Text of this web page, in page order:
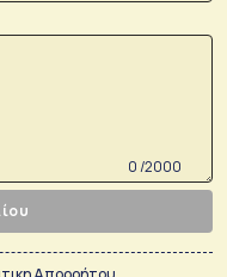
0 /2000